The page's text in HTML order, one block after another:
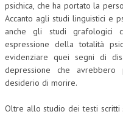
psichica, che ha portato la
Accanto agli studi linguistici e
anche gli studi grafologici
espressione della totalità
evidenziare quei segni di
depressione che
desiderio di morire.
Oltre allo studio dei testi